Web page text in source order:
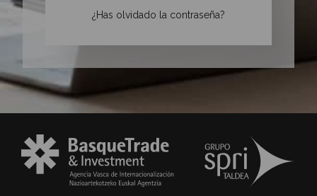
¿Has olvidado la contraseña?